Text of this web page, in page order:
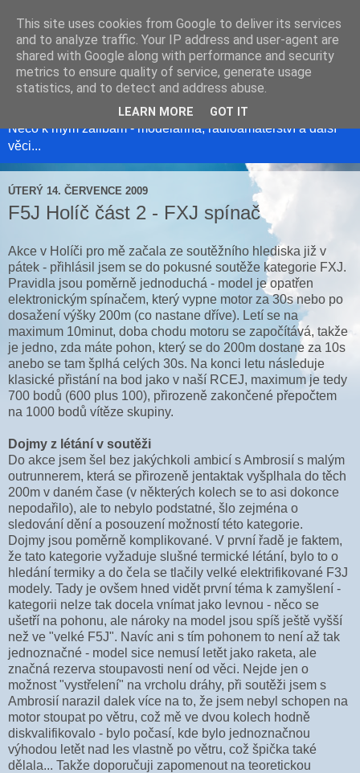
Modelweb
Něco k mým zálibám - modelařina, radioamatérství a další
věci...
ÚTERÝ 14. ČERVENCE 2009
F5J Holíč část 2 - FXJ spínač
Akce v Holíči pro mě začala ze soutěžního hlediska již v
pátek - přihlásil jsem se do pokusné soutěže kategorie FXJ.
Pravidla jsou poměrně jednoduchá - model je opatřen
elektronickým spínačem, který vypne motor za 30s nebo po
dosažení výšky 200m (co nastane dříve). Letí se na
maximum 10minut, doba chodu motoru se započítává, takže
je jedno, zda máte pohon, který se do 200m dostane za 10s
anebo se tam šplhá celých 30s. Na konci letu následuje
klasické přistání na bod jako v naší RCEJ, maximum je tedy
700 bodů (600 plus 100), přirozeně zakončené přepočtem
na 1000 bodů vítěze skupiny.
Dojmy z létání v soutěži
Do akce jsem šel bez jakýchkoli ambicí s Ambrosií s malým
outrunnerem, která se přirozeně jentaktak vyšplhala do těch
200m v daném čase (v některých kolech se to asi dokonce
nepodařilo), ale to nebylo podstatné, šlo zejména o
sledování dění a posouzení možností této kategorie.
Dojmy jsou poměrně komplikované. V první řadě je faktem,
že tato kategorie vyžaduje slušné termické létání, bylo to o
hledání termiky a do čela se tlačily velké elektrifikované F3J
modely. Tady je ovšem hned vidět první téma k zamyšlení -
kategorii nelze tak docela vnímat jako levnou - něco se
ušetří na pohonu, ale nároky na model jsou spíš ještě vyšší
než ve "velké F5J". Navíc ani s tím pohonem to není až tak
jednoznačné - model sice nemusí letět jako raketa, ale
značná rezerva stoupavosti není od věci. Nejde jen o
možnost "vystřelení" na vrcholu dráhy, při soutěži jsem s
Ambrosií narazil dalek více na to, že jsem nebyl schopen na
motor stoupat po větru, což mě ve dvou kolech hodně
diskvalifikovalo - bylo počasí, kde bylo jednoznačnou
výhodou letět nad les vlastně po větru, což špička také
dělala... Takže doporučuji zapomenout na teoretickou
This site uses cookies from Google to deliver its services
and to analyze traffic. Your IP address and user-agent are
shared with Google along with performance and security
metrics to ensure quality of service, generate usage
statistics, and to detect and address abuse.
LEARN MORE GOT IT